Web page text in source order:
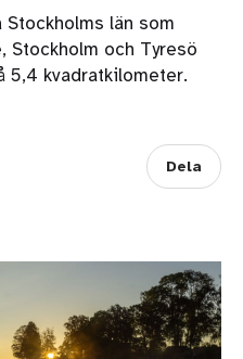
län som
Stockholm och Tyresö
5,4 kvadratkilometer.
Dela